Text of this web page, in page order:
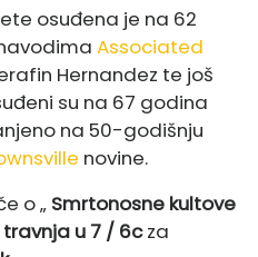
osuđena je na 62
Associated
Hernandez te još
su na 67 godina
na 50-godišnju
novine.
o „ Smrtonosne kultove
travnja u 7 / 6cza